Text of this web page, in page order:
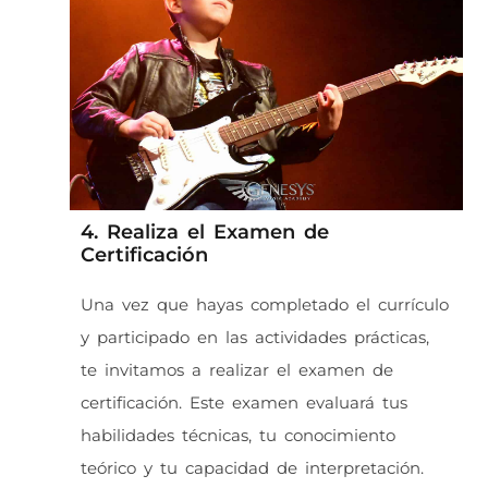
4. Realiza el Examen de
Certificación
Una vez que hayas completado el currículo
y participado en las actividades prácticas,
te invitamos a realizar el examen de
certificación. Este examen evaluará tus
habilidades técnicas, tu conocimiento
teórico y tu capacidad de interpretación.